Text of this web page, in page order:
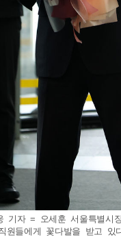
기자 = 오세훈 서울특별시
원들에게 꽃다발을 받고 있